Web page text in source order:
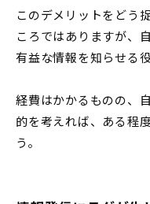
このデメリットをどう
ころではありますが、
有益な情報を知らせる
経費はかかるものの、
的を考えれば、ある程
う。